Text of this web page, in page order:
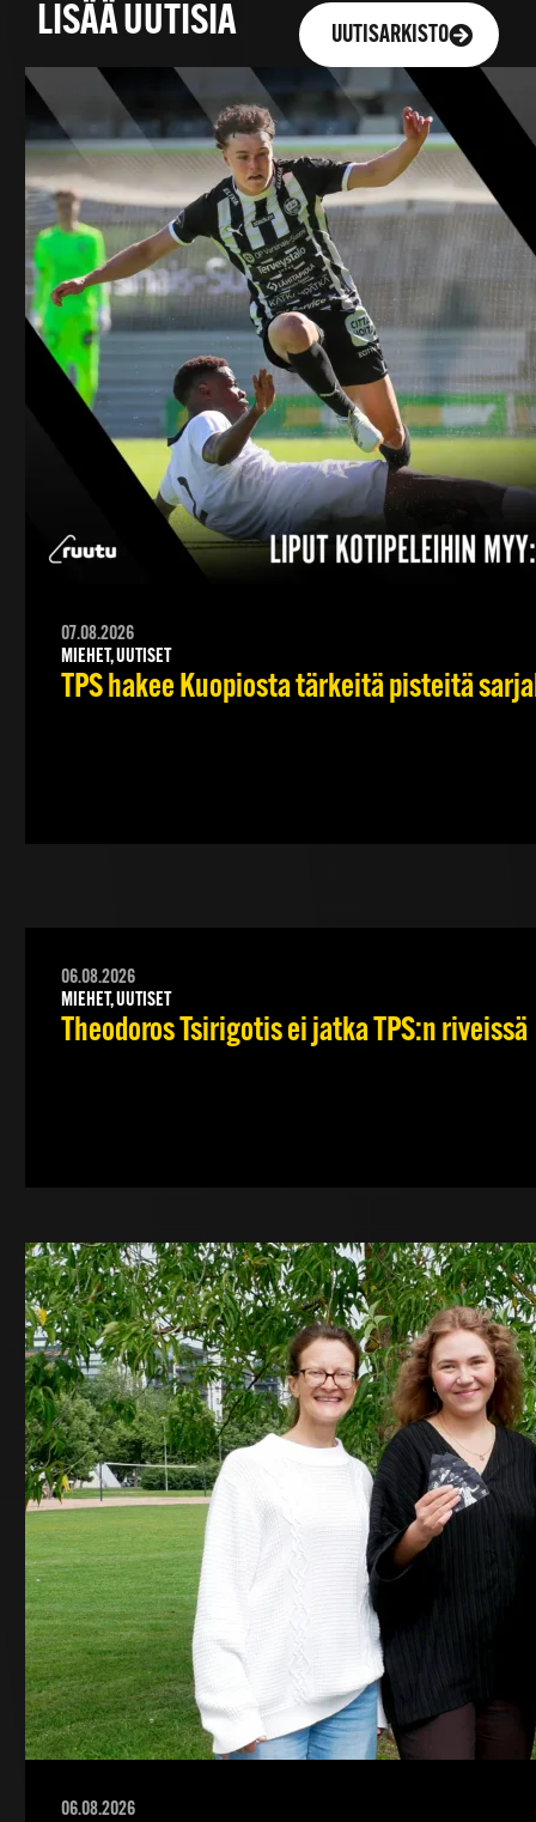
LISÄÄ UUTISIA UUTISARKISTO
07.08.2026
MIEHET, UUTISET
TPS hakee Kuopiosta tärkeitä pisteitä
06.08.2026
MIEHET, UUTISET
Theodoros Tsirigotis ei jatka TPS:n riveissä
06.08.2026